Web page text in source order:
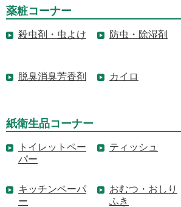
薬粧コーナー
殺虫剤・虫よけ 防虫・除湿剤
脱臭消臭芳香剤 カイロ
紙衛生品コーナー
トイレットペー
パー
ティッシュ
キッチンペーパ
ー
おむつ・おしり
ふき